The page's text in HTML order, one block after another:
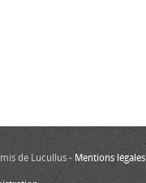
de Lucullus - Mentions légales